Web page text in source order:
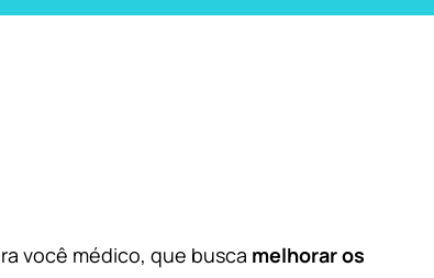
você médico, que busca melhorar os